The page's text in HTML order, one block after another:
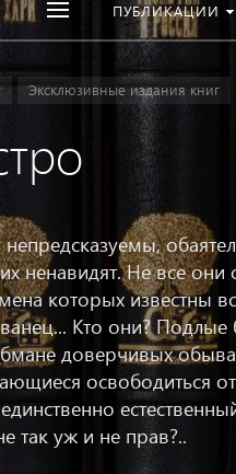
ПУБЛИКАЦИИ
Эксклюзивные издания книг
ненавидят. Не все
которых известны
Кто они?
доверчивых
освободиться
так уж и не прав?..